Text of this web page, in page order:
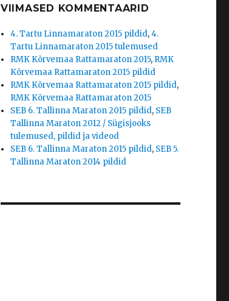
VIIMASED KOMMENTAARID
4. Tartu Linnamaraton 2015 pildid,4.
Tartu Linnamaraton 2015 tulemused
RMK Kõrvemaa Rattamaraton 2015, RMK
Kõrvemaa Rattamaraton 2015 pildid
RMK Kõrvemaa Rattamaraton 2015 pildid,
RMK Kõrvemaa Rattamaraton 2015
SEB 6. Tallinna Maraton 2015 pildid, SEB
Tallinna Maraton 2012 / Sügisjooks
tulemused, pildid ja videod
SEB 6. Tallinna Maraton 2015 pildid, SEB 5.
Tallinna Maraton 2014 pildid